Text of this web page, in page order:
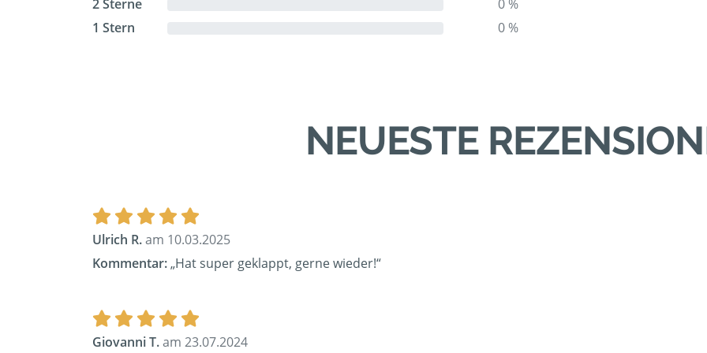
2 Sterne
0 %
1 Stern
0 %
NEUESTE
Ulrich R.am 10.03.2025
Kommentar:„Hat super geklappt, gerne wieder!“
Giovanni T.am 23.07.2024